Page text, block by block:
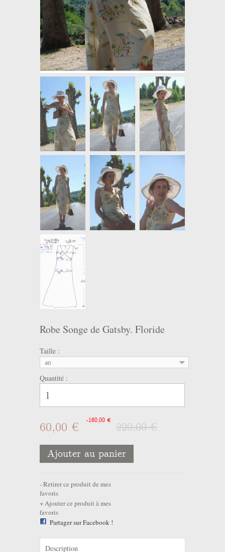
Robe Songe de Gatsby. Floride
Taille :
40
Quantité :
60,00 € -160,00 €
220,00 €
Ajouter au panier
Retirer ce produit de mes
favoris
Ajouter ce produit à mes
favoris
Partager sur Facebook !
Description